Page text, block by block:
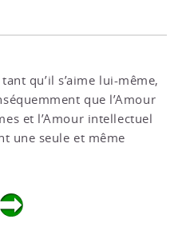
qu’il s’aime lui-même,
que l’Amour
et l’Amour intellectuel
une seule et même